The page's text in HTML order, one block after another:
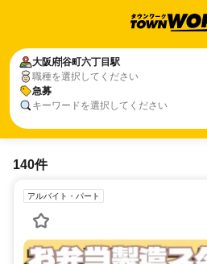
大阪府谷町六丁目駅
職種を選択してください
急募
キーワードを選択してください
140件
アルバイト・パート